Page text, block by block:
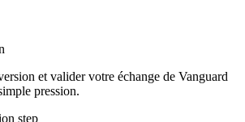
et valider votre échange de Vanguard
pression.